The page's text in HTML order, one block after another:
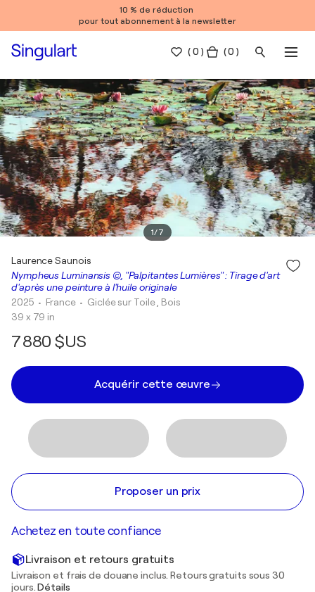
10 % de réduction
pour tout abonnement à la newsletter
(0 ) ( 0 )
1/7
Nympheus Luminansis ©, "Palpitantes Lumières" : Tirage d'art
d'après une peinture à l'huile originale
Laurence Saunois
2025 • France • Giclée sur Toile , Bois
39 x 79 in
7 880 $US
Acquérir cette œuvre
Proposer un prix
Achetez en toute confiance
Livraison et retours gratuits
Livraison et frais de douane inclus. Retours gratuits sous 30
jours.Détails